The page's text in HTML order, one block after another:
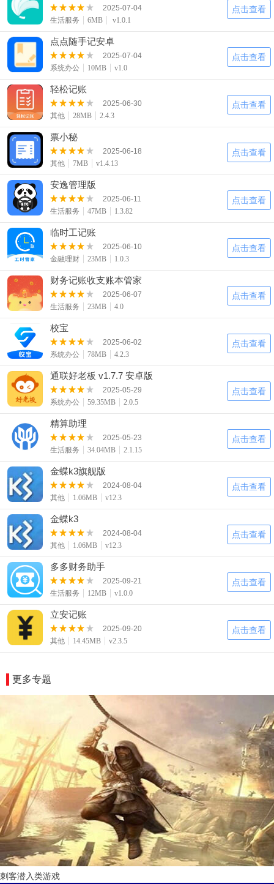
2025-07-04
生活服务
6MB v1.0.1
点击查看
点点随手记安卓
2025-07-04
系统办公
10MB v1.0
点击查看
轻松记账
2025-06-30
其他
28MB 2.4.3
点击查看
票小秘
2025-06-18
其他
7MB v1.4.13
点击查看
安逸管理版
2025-06-11
生活服务
47MB 1.3.82
点击查看
临时工记账
2025-06-10
金融理财
23MB 1.0.3
点击查看
财务记账收支账本管家
2025-06-07
生活服务
23MB 4.0
点击查看
校宝
2025-06-02
系统办公
78MB 4.2.3
点击查看
通联好老板 v1.7.7 安卓版
2025-05-29
系统办公
59.35MB 2.0.5
点击查看
精算助理
2025-05-23
生活服务
34.04MB 2.1.15
点击查看
金蝶k3旗舰版
2024-08-04
其他
1.06MB v12.3
点击查看
金蝶k3
2024-08-04
其他
1.06MB v12.3
点击查看
多多财务助手
2025-09-21
生活服务
12MB v1.0.0
点击查看
立安记账
2025-09-20
其他
14.45MB v2.3.5
点击查看
更多专题
刺客潜入类游戏